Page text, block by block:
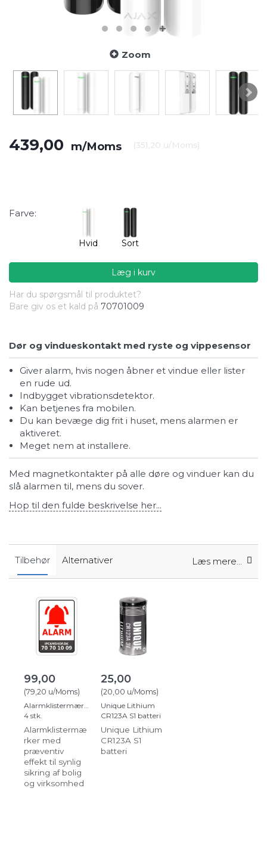
Zoom
439,00 m/Moms (351,20 u/Moms)
Farve:
Hvid Sort
Læg i kurv
Har du spørgsmål til produktet?
Bare giv os et kald på 70701009
Dør og vindueskontakt med ryste og vippesensor
Giver alarm, hvis nogen åbner et vindue eller lister
en rude ud.
Indbygget vibrationsdetektor.
Kan betjenes fra mobilen.
Du kan bevæge dig frit i huset, mens alarmen er
aktiveret.
Meget nem at installere.
Med magnetkontakter på alle døre og vinduer kan du
slå alarmen til, mens du sover.
Hop til den fulde beskrivelse her...
Læs mere...
Tilbehør Alternativer
99,00
(79,20 u/Moms)
Alarmklistermærker
4 stk.
Alarmklistermæ
rker med
præventiv
effekt til synlig
sikring af bolig
og virksomhed
25,00
(20,00 u/Moms)
Unique Lithium
CR123A S1 batteri
Unique Lithium
CR123A S1
batteri